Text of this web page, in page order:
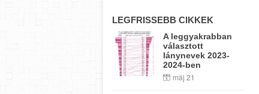
LEGFRISSEBB CIKKEK
A leggyakrabban
választott
lánynevek 2023-
2024-ben
máj 21